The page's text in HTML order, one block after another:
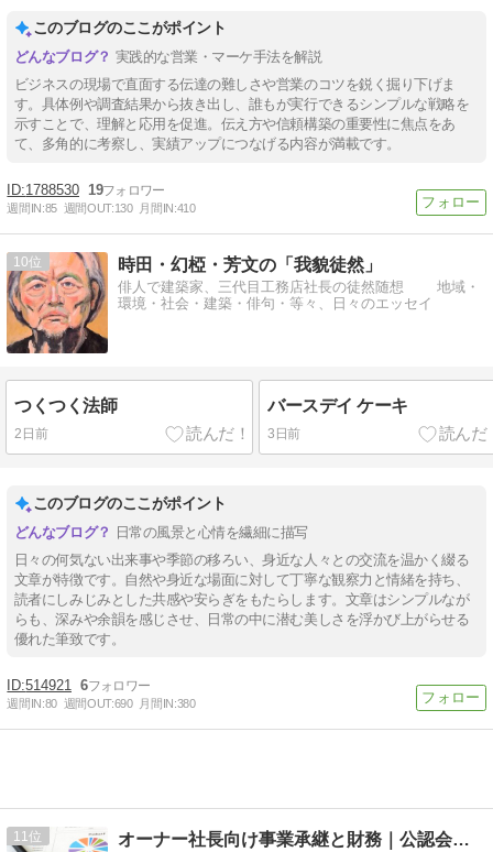
このブログのここがポイント
実践的な営業・マーケ手法を解説
ビジネスの現場で直面する伝達の難しさや営業のコツを鋭く掘り下げま
す。具体例や調査結果から抜き出し、誰もが実行できるシンプルな戦略を
示すことで、理解と応用を促進。伝え方や信頼構築の重要性に焦点をあ
て、多角的に考察し、実績アップにつなげる内容が満載です。
1788530 19
週間IN:85 週間OUT:130 月間IN:410
10 時田・幻椏・芳文の「我貌徒然」
俳人で建築家、三代目工務店社長の徒然随想 地域・
環境・社会・建築・俳句・等々、日々のエッセイ
つくつく法師
2日前
バースデイ ケーキ
3日前
このブログのここがポイント
日常の風景と心情を繊細に描写
日々の何気ない出来事や季節の移ろい、身近な人々との交流を温かく綴る
文章が特徴です。自然や身近な場面に対して丁寧な観察力と情緒を持ち、
読者にしみじみとした共感や安らぎをもたらします。文章はシンプルなが
らも、深みや余韻を感じさせ、日常の中に潜む美しさを浮かび上がらせる
優れた筆致です。
514921 6
週間IN:80 週間OUT:690 月間IN:380
11 オーナー社長向け事業承継と財務｜公認会計士・税理士 種山和男